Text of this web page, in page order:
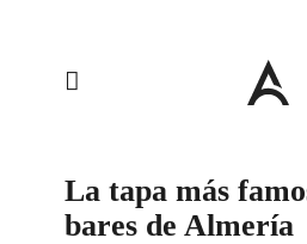
La tapa más
bares de Almería